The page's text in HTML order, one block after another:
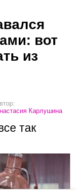
вот
из
Карлушина
так